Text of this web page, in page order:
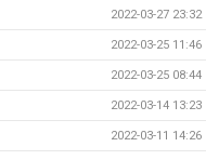
2022-03-27 23:32
2022-03-25 11:46
2022-03-25 08:44
2022-03-14 13:23
2022-03-11 14:26